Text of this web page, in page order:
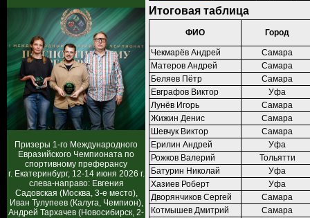
Призеры 1-го Международного
Евразийского Чемпионата по
спортивному преферансу
г. Екатеринбург, 12-14 июня 2026 г.
слева-направо: Евгения
Садовская (Москва, 3-е место),
Иван Тулупеев (Калуга, Чемпион),
Андрей Тархачев (Новосибирск, 2-
Итоговая таблица
ФИО Город
Чекмарёв Андрей
Самара
Матеров Андрей
Самара
Беляев Пётр
Самара
Евграфов Виктор
Уфа
Лунёв Игорь
Самара
Жижин Денис
Самара
Шевчук Виктор
Самара
Ерилин Андрей
Уфа
Рожков Валерий
Тольятти
Батурин Николай
Уфа
Хазиев Роберт
Уфа
Дворянчиков Сергей
Самара
Котмышев Дмитрий
Самара